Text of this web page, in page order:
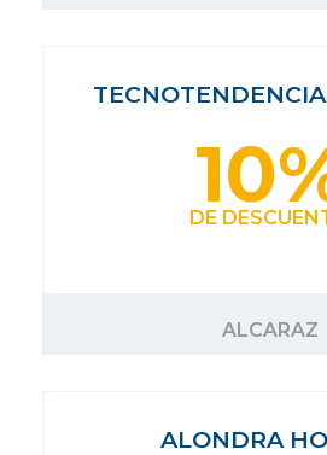
DE
ALCARAZ
ALONDRA